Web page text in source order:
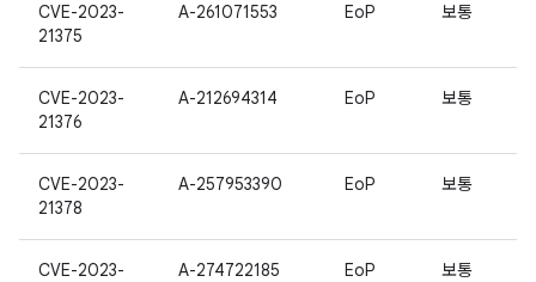
CVE-2023-
21375
A-261071553 EoP 보통
CVE-2023-
21376
A-212694314 EoP 보통
CVE-2023-
21378
A-257953390 EoP 보통
CVE-2023-
A-274722185 EoP 보통